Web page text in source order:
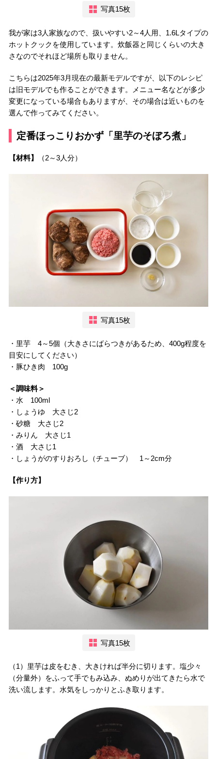
写真15枚
我が家は3人家族なので、扱いやすい2～4人用、1.6Lタイプの
ホットクックを使用しています。炊飯器と同じくらいの大き
さなのでそれほど場所も取りません。
こちらは2025年3月現在の最新モデルですが、以下のレシピ
は旧モデルでも作ることができます。メニュー名などが多少
変更になっている場合もありますが、その場合は近いものを
選んで作ってみてください。
定番ほっこりおかず「里芋のそぼろ煮」
【材料】 （2～3人分）
写真15枚
・里芋 4～5個（大きさにばらつきがあるため、400g程度を
目安にしてください）
・豚ひき肉 100g
＜調味料＞
・水 100ml
・しょうゆ 大さじ2
・砂糖 大さじ2
・みりん 大さじ1
・酒 大さじ1
・しょうがのすりおろし（チューブ） 1～2cm分
【作り方】
写真15枚
（1）里芋は皮をむき、大きければ半分に切ります。塩少々
（分量外）をふって手でもみ込み、ぬめりが出てきたら水で
洗い流します。水気をしっかりとふき取ります。